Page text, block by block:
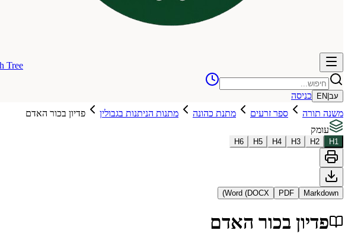
Tree
עב EN
כניסה
משנה תורה
ספר זרעים מתנת כהונה מתנות הניתנות בגבולין
פדיון בכור האדם
עומק
H1
H2
H3
H4
H5
H6
Markdown
PDF
Word (DOCX)
פדיון בכור האדם